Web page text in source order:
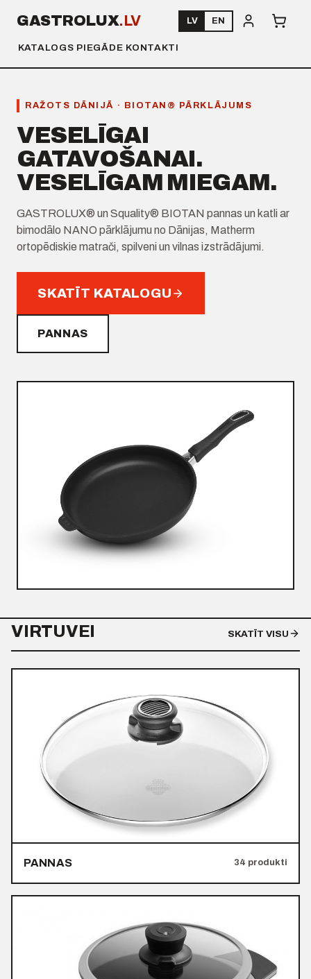
GASTROLUX.LV
KATALOGS PIEGĀDE KONTAKTI
LV EN
RAŽOTS DĀNIJĀ · BIOTAN® PĀRKLĀJUMS
VESELĪGAI
GATAVOŠANAI.
VESELĪGAM MIEGAM.
GASTROLUX® un Squality® BIOTAN pannas un katli ar
bimodālo NANO pārklājumu no Dānijas, Matherm
ortopēdiskie matrači, spilveni un vilnas izstrādājumi.
SKATĪT KATALOGU
PANNAS
VIRTUVEI SKATĪT VISU
PANNAS 34 produkti